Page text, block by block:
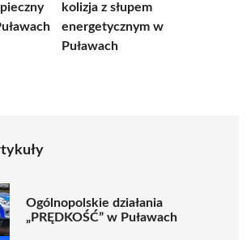
kolizja z słupem
energetycznym w
Puławach
Ogólnopolskie działania
„PRĘDKOŚĆ” w Puławach